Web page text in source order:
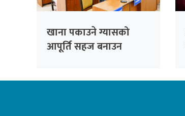
खाना पकाउने ग्यासको
आपूर्ति सहज बनाउन